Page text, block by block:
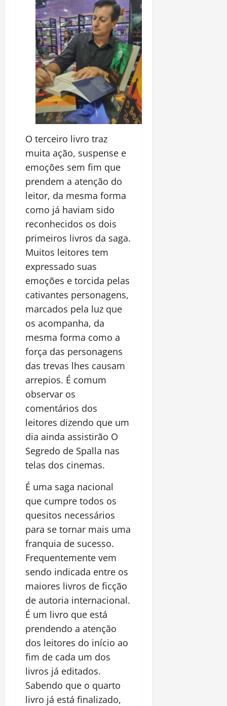
O terceiro livro traz
muita ação, suspense e
emoções sem fim que
prendem a atenção do
leitor, da mesma forma
como já haviam sido
reconhecidos os dois
primeiros livros da saga.
Muitos leitores tem
expressado suas
emoções e torcida pelas
cativantes personagens,
marcados pela luz que
os acompanha, da
mesma forma como a
força das personagens
das trevas lhes causam
arrepios. É comum
observar os
comentários dos
leitores dizendo que um
dia ainda assistirão O
Segredo de Spalla nas
telas dos cinemas.
É uma saga nacional
que cumpre todos os
quesitos necessários
para se tornar mais uma
franquia de sucesso.
Frequentemente vem
sendo indicada entre os
maiores livros de ficção
de autoria internacional.
É um livro que está
prendendo a atenção
dos leitores do início ao
fim de cada um dos
livros já editados.
Sabendo que o quarto
livro já está finalizado,